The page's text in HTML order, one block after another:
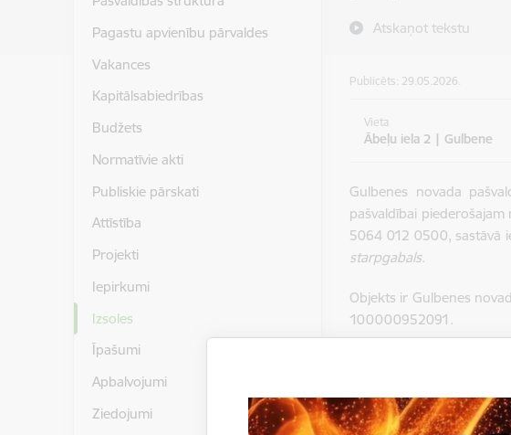
Atskaņot tekstu
Pagastu apvienību pārvaldes
Vakances
Kapitālsabiedrības
Budžets
Normatīvie akti
Publiskie pārskati
Attīstība
Projekti
Iepirkumi
Izsoles
Īpašumi
Apbalvojumi
Ziedojumi
Publicēts: 29.05.2026.
Vieta
Ābeļu iela 2 | Gulbene
Gulbenes novada
pašvaldībai
5064 012 0500, sastāvā
starpgabals.
Objekts ir Gulbenes
100000952091.
dalībnieku var kļūt
nosolīto nekustamo